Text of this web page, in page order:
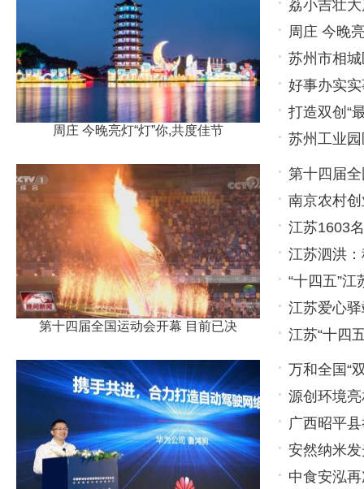
周庄 今晚亮灯“灯”你,共度佳节
牌价值更
荔小吉壮
的方向升级
周庄 今晚
苏州市相
好事办实
打造双创“
苏州工业
第十四届全国运动会开幕 目前已决
第十四届
南京农村
江苏1603
江苏泗洪
“十四五”
江苏爱心
江苏“十四
万和全国“
帷
源创环境
广西昭平
直播活
安然纳米
但我们一
中食安泓